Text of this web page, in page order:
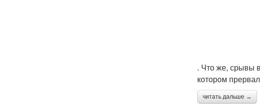
. Что же, срывы
котором
читать дальше →